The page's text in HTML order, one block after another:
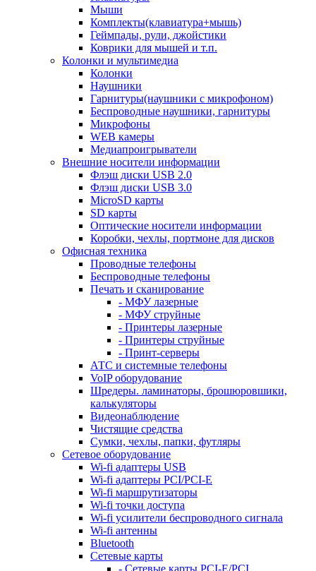
Мыши
Комплекты(клавиатура+мышь)
Геймпады, рули, джойстики
Коврики для мышей и т.п.
Колонки и мультимедиа
Колонки
Наушники
Гарнитуры(наушники с микрофоном)
Беспроводные наушники, гарнитуры
Микрофоны
WEB камеры
Медиапроигрыватели
Внешние носители информации
Флэш диски USB 2.0
Флэш диски USB 3.0
MicroSD карты
SD карты
Оптические носители информации
Коробки, чехлы, портмоне для дисков
Офисная техника
Проводные телефоны
Беспроводные телефоны
Печать и сканирование
- МФУ лазерные
- МФУ струйные
- Принтеры лазерные
- Принтеры струйные
- Принт-серверы
АТС и системные телефоны
VoIP оборудование
Шредеры. ламинаторы, брошюровшики,
калькуляторы
Видеонаблюдение
Чистящие средства
Сумки, чехлы, папки, футляры
Сетевое оборудование
Wi-fi адаптеры USB
Wi-fi адаптеры PCI/PCI-E
Wi-fi маршрутизаторы
Wi-fi точки доступа
Wi-fi усилители беспроводного сигнала
Wi-fi антенны
Bluetooth
Сетевые карты
- Сетевые карты PCI-E/PCI